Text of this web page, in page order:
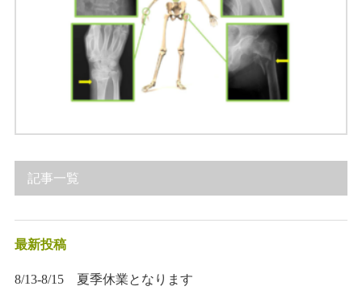
記事一覧
最新投稿
8/13-8/15 夏季休業となります